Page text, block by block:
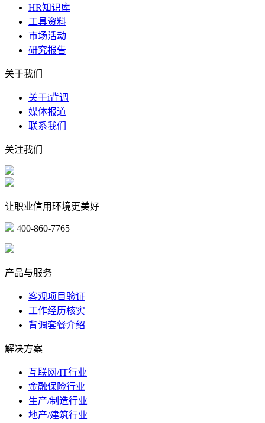
HR知识库
工具资料
市场活动
研究报告
关于我们
关于i背调
媒体报道
联系我们
关注我们
让职业信用环境更美好
400-860-7765
产品与服务
客观项目验证
工作经历核实
背调套餐介绍
解决方案
互联网/IT行业
金融保险行业
生产/制造行业
地产/建筑行业